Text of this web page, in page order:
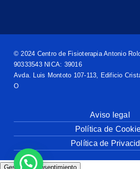
© 2024 Centro de Fisioterapia Antonio
90333543 NICA: 39016
Avda. Luis Montoto 107-113, Edificio
O
Aviso legal
Política de
Política de
Gestionar consentimiento